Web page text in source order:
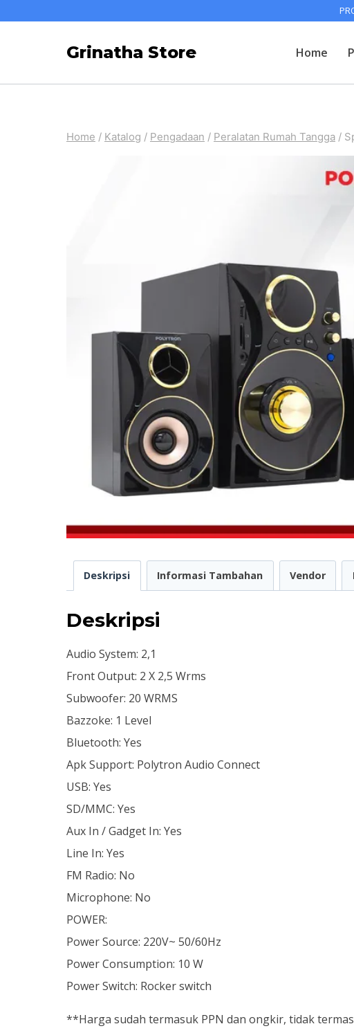
Grinatha Store Home
Home / Katalog / Pengadaan / Peralatan Rumah Tangga /
Deskripsi Informasi Tambahan Vendor
Deskripsi
Audio System: 2,1
Front Output: 2 X 2,5 Wrms
Subwoofer: 20 WRMS
Bazzoke: 1 Level
Bluetooth: Yes
Apk Support: Polytron Audio Connect
USB: Yes
SD/MMC: Yes
Aux In / Gadget In: Yes
Line In: Yes
FM Radio: No
Microphone: No
POWER:
Power Source: 220V~ 50/60Hz
Power Consumption: 10 W
Power Switch: Rocker switch
**Harga sudah termasuk PPN dan ongkir, tidak